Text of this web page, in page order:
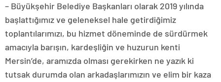
– Büyükşehir Belediye Başkanları olarak 2019 yılında
başlattığımız ve geleneksel hale getirdiğimiz
toplantılarımızı, bu hizmet döneminde de sürdürmek
amacıyla barışın, kardeşliğin ve huzurun kenti
Mersin’de, aramızda olması gerekirken ne yazık ki
tutsak durumda olan arkadaşlarımızın ve elim bir kaza